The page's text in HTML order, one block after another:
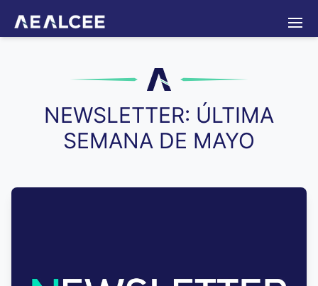
Contacto
Iniciar sesión
NEWSLETTER: ÚLTIMA
SEMANA DE MAYO